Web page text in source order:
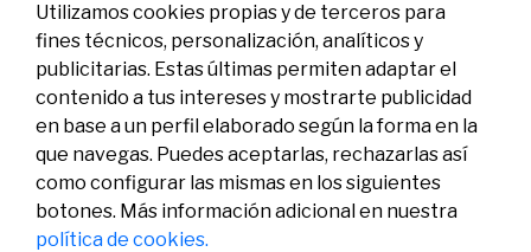
Legal
Aviso legal
Política de privacidad
Actividad
Convocatorias
Premios
Social
Utilizamos cookies propias y de terceros para
fines técnicos, personalización, analíticos y
publicitarias. Estas últimas permiten adaptar el
contenido a tus intereses y mostrarte publicidad
en base a un perfil elaborado según la forma en la
que navegas. Puedes aceptarlas, rechazarlas así
como configurar las mismas en los siguientes
botones. Más información adicional en nuestra
política de cookies.